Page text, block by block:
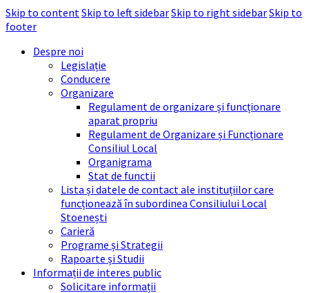
Skip to contentSkip to left sidebarSkip to right sidebarSkip to
footer
Despre noi
Legislație
Conducere
Organizare
Regulament de organizare și funcționare
aparat propriu
Regulament de Organizare și Funcționare
Consiliul Local
Organigrama
Stat de functii
Lista și datele de contact ale instituțiilor care
funcționează în subordinea Consiliului Local
Stoenești
Carieră
Programe și Strategii
Rapoarte și Studii
Informații de interes public
Solicitare informații